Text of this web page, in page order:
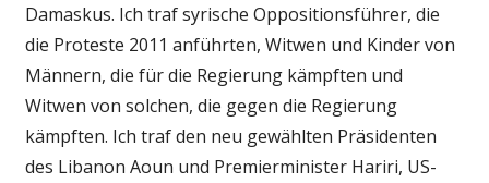
Damaskus. Ich traf syrische Oppositionsführer, die
die Proteste 2011 anführten, Witwen und Kinder von
Männern, die für die Regierung kämpften und
Witwen von solchen, die gegen die Regierung
kämpften. Ich traf den neu gewählten Präsidenten
des Libanon Aoun und Premierminister Hariri, US-